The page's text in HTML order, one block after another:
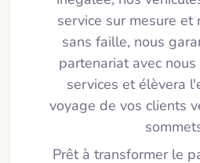
service sur mesure et
sans faille, nous
partenariat avec
services et élèvera
voyage de vos clients
Prêt à transformer le